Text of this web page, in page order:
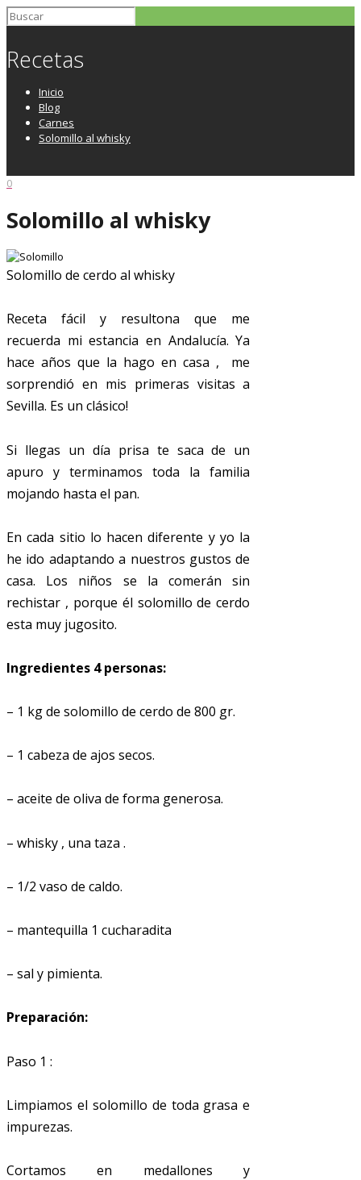
Recetas
Inicio
Blog
Carnes
Solomillo al whisky
0
Solomillo al whisky
Solomillo de cerdo al whisky
Receta fácil y resultona que me
recuerda mi estancia en Andalucía. Ya
hace años que la hago en casa , me
sorprendió en mis primeras visitas a
Sevilla. Es un clásico!
Si llegas un día prisa te saca de un
apuro y terminamos toda la familia
mojando hasta el pan.
En cada sitio lo hacen diferente y yo la
he ido adaptando a nuestros gustos de
casa. Los niños se la comerán sin
rechistar , porque él solomillo de cerdo
esta muy jugosito.
Ingredientes 4 personas:
– 1 kg de solomillo de cerdo de 800 gr.
– 1 cabeza de ajos secos.
– aceite de oliva de forma generosa.
– whisky , una taza .
– 1/2 vaso de caldo.
– mantequilla 1 cucharadita
– sal y pimienta.
Preparación:
Paso 1 :
Limpiamos el solomillo de toda grasa e
impurezas.
Cortamos en medallones y